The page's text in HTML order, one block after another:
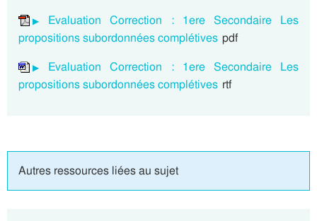
Evaluation Correction : 1ere Secondaire Les
propositions subordonnées complétives pdf
Evaluation Correction : 1ere Secondaire Les
propositions subordonnées complétives rtf
Autres ressources liées au sujet